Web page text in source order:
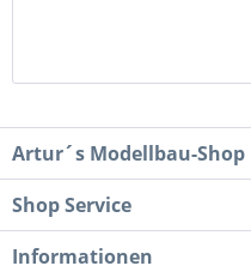
Artur´s Modellbau-Shop
Shop Service
Informationen